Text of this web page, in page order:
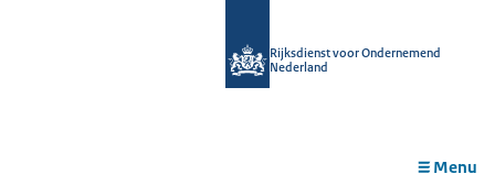
Rijksdienst voor Ondernemend
Nederland
Menu